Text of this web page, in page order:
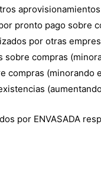
aprovisionamientos
pronto pago sobre
por otras
sobre compras
compras (minorando
por ENVASADA